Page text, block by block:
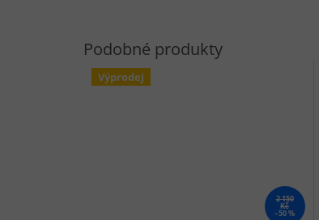
Výprodej
2 150
Kč
–50 %